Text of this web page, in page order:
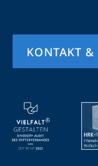
KONTAKT &
Mobile-
Service-
Navigation